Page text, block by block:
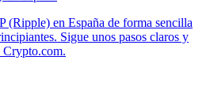
(Ripple) en España de forma sencilla
Sigue unos pasos claros y